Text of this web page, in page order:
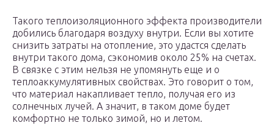
Такого теплоизоляционного эффекта производители
добились благодаря воздуху внутри. Если вы хотите
снизить затраты на отопление, это удастся сделать
внутри такого дома, сэкономив около 25% на счетах.
В связке с этим нельзя не упомянуть еще и о
теплоаккумулятивных свойствах. Это говорит о том,
что материал накапливает тепло, получая его из
солнечных лучей. А значит, в таком доме будет
комфортно не только зимой, но и летом.